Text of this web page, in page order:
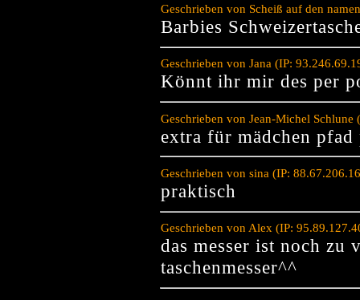
Geschrieben von Scheiß auf den
Barbies
Geschrieben von Jana (IP:
Könnt ihr mir des per
Geschrieben von Jean-Michel
extra für mädchen
Geschrieben von sina (IP:
praktisch
Geschrieben von Alex (IP:
das messer ist noch zu
taschenmesser^^